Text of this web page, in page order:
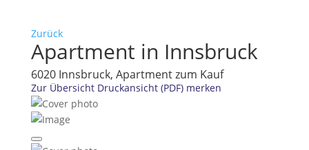
Zurück
Apartment in Innsbruck
6020 Innsbruck, Apartment zum Kauf
Zur Übersicht Druckansicht (PDF) merken